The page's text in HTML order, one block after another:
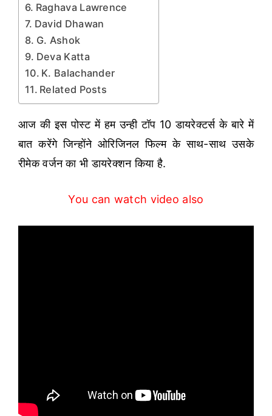
Raghava Lawrence
David Dhawan
G. Ashok
Deva Katta
K. Balachander
Related Posts
आज की इस पोस्ट में हम उन्ही टॉप 10 डायरेक्टर्स के बारे में
बात करेंगे जिन्होंने ओरिजिनल फिल्म के साथ-साथ उसके
रीमेक वर्जन का भी डायरेक्शन किया है.
You can watch video also